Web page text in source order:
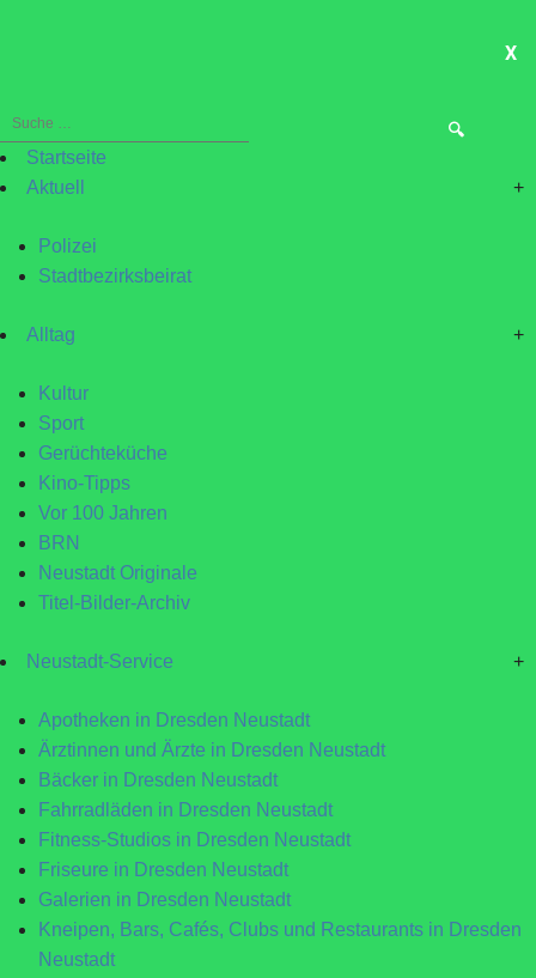
X
Suche
nach:Startseite
Aktuell
+
Polizei
Stadtbezirksbeirat
Alltag +
Kultur
Sport
Gerüchteküche
Kino-Tipps
Vor 100 Jahren
BRN
Neustadt Originale
Titel-Bilder-Archiv
Neustadt-Service +
Apotheken in Dresden Neustadt
Ärztinnen und Ärzte in Dresden Neustadt
Bäcker in Dresden Neustadt
Fahrradläden in Dresden Neustadt
Fitness-Studios in Dresden Neustadt
Friseure in Dresden Neustadt
Galerien in Dresden Neustadt
Kneipen, Bars, Cafés, Clubs und Restaurants in Dresden
Neustadt